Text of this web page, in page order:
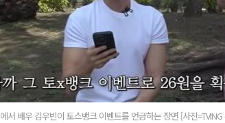
서 배우 김우빈이 토스뱅크 이벤트를 언급하는 장면 [사진